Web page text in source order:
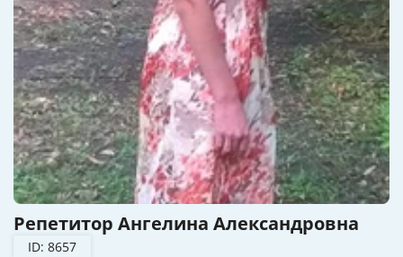
Репетитор Ангелина Александровна
ID: 8657